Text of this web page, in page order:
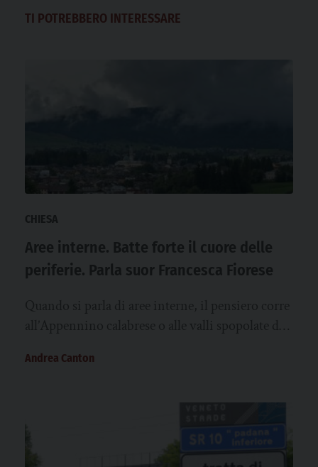
TI POTREBBERO INTERESSARE
CHIESA
Aree interne. Batte forte il cuore delle
periferie. Parla suor Francesca Fiorese
Andrea Canton